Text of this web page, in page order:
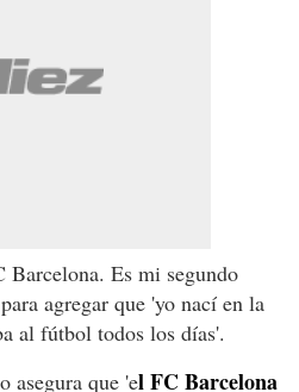
Es mi segundo
agregar que 'yo nací en la
al fútbol todos los días'.
asegura que 'el FC Barcelona